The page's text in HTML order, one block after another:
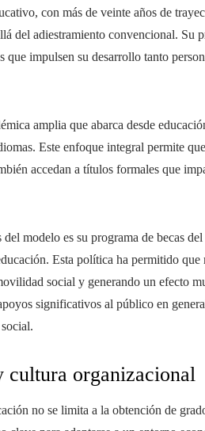
con más de veinte años de
del adiestramiento convencional. Su
que impulsen su desarrollo tanto
amplia que abarca desde
Este enfoque integral permite
accedan a títulos formales que
del modelo es su programa de becas
Esta política ha permitido
social y generando un efecto
significativos al público en
cultura organizacional
no se limita a la obtención de